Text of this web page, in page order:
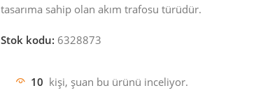
tasarıma sahip olan akım trafosu türüdür.
Stok kodu: 6328873
10 kişi, şuan bu ürünü inceliyor.